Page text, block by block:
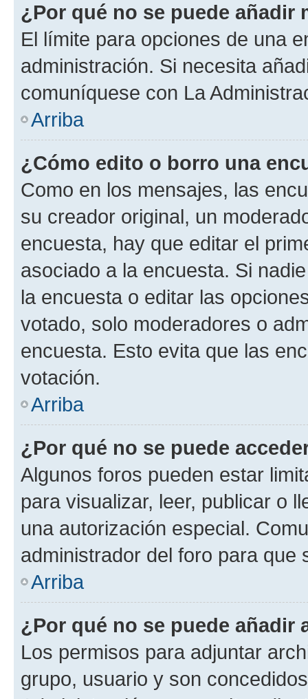
¿Por qué no se puede añadir
El límite para opciones de una
administración. Si necesita
comuníquese con La
Arriba
¿Cómo edito o borro una
Como en los mensajes, las
su creador original, un
encuesta, hay que editar el
asociado a la encuesta. Si
la encuesta o editar las
votado, solo moderadores o
encuesta. Esto evita que las
votación.
Arriba
¿Por qué no se puede
Algunos foros pueden estar
para visualizar, leer, publicar o
una autorización especial.
administrador del foro para que
Arriba
¿Por qué no se puede añadir
Los permisos para adjuntar
grupo, usuario y son